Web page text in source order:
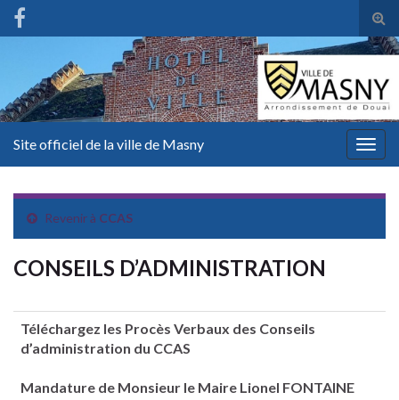
Site officiel de la ville de Masny
Revenir à CCAS
CONSEILS D’ADMINISTRATION
Téléchargez les Procès Verbaux des Conseils
d’administration du CCAS
Mandature de Monsieur le Maire Lionel FONTAINE